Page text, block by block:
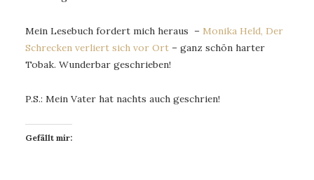
Mein Lesebuch fordert mich heraus – Monika Held, Der
Schrecken verliert sich vor Ort – ganz schön harter
Tobak. Wunderbar geschrieben!
P.S.: Mein Vater hat nachts auch geschrien!
Gefällt mir: